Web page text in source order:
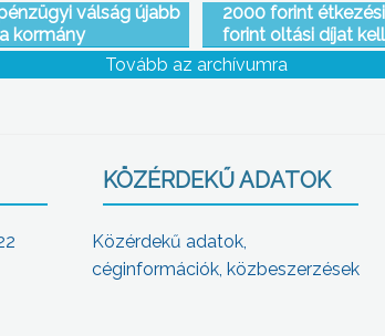
válság újabb
kormány
2000 forint
forint oltási díjat
kutyát
Tovább az archívumra
KÖZÉRDEKŰ ADATOK
Közérdekű adatok,
céginformációk, közbeszerzések